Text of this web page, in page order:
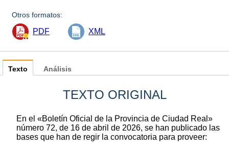
Otros formatos:
PDF XML
Texto
TEXTO ORIGINAL
En el «Boletín Oficial de la Provincia de Ciudad Real»
número 72, de 16 de abril de 2026, se han publicado las
bases que han de regir la convocatoria para proveer:
Análisis